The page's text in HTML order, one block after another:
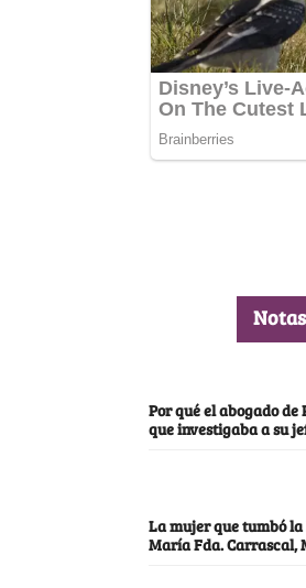
Por qué el abogado
que investigaba a su
La mujer que tumbó
María Fda. Carrascal,